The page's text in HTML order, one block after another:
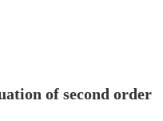
of second order